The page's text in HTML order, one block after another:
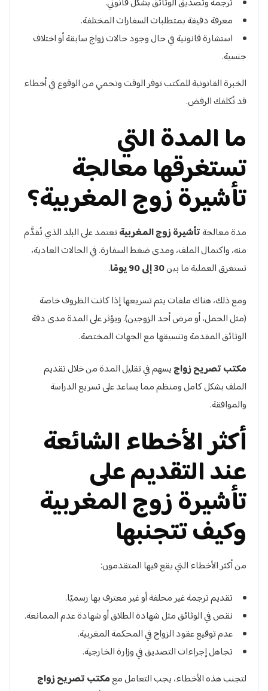
معرفة دقيقة بمتطلبات السفارات المختلفة.
استشارة قانونية في حال وجود حالات زواج سابقة أو اختلاف
جنسية.
الخبرة القانونية للمكتب توفر الوقت وتحمي من الوقوع في أخطاء
قد تُكلفك الرفض.
ما المدة التي
تستغرقها معالجة
تأشيرة زوج المغربية؟
مدة معالجةتأشيرة زوج المغربيةتعتمد على البلد الذي تُقدَّم
منه، واكتمال الملف، ومدى ضغط السفارة. في الحالات العادية،
تستغرق العملية ما بين30 إلى 90 يومًا
.
ومع ذلك، هناك ملفات يتم تسريعها إذا كانت الظروف خاصة
(مثل الحمل، أو مرض أحد الزوجين). ويؤثر على المدة مدى دقة
الوثائق المقدمة وتنسيقها مع الجهات المختصة.
مكتب تصريح زواجيسهم في تقليل المدة من خلال تقديم
الملف بشكل كامل ومنظم مما يساعد على تسريع الدراسة
والموافقة.
أكثر الأخطاء الشائعة
عند التقديم على
تأشيرة زوج المغربية
وكيف تتجنبها
من أكثر الأخطاء التي يقع فيها المتقدمون:
تقديم ترجمة غير محلفة أو غير معترف بها رسميًا.
نقص في الوثائق مثل شهادة الطلاق أو شهادة عدم الممانعة.
عدم توقيع عقود الزواج في المحكمة المغربية.
تجاهل إجراءات التصديق في وزارة الخارجية.
لتجنب هذه الأخطاء، يجب التعامل معمكتب تصريح زواج